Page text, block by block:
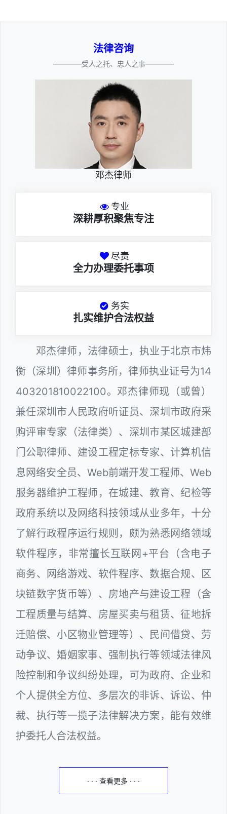
法律咨询
————受人之托、忠人之事————
邓杰律师
专业
深耕厚积聚焦专注
尽责
全力办理委托事项
务实
扎实维护合法权益
邓杰律师，法律硕士，执业于北京市炜
衡（深圳）律师事务所，律师执业证号为14
403201810022100。邓杰律师现（或曾）
兼任深圳市人民政府听证员、深圳市政府采
购评审专家（法律类）、深圳市某区城建部
门公职律师、建设工程定标专家、计算机信
息网络安全员、Web前端开发工程师、Web
服务器维护工程师，在城建、教育、纪检等
政府系统以及网络科技领域从业多年，十分
了解行政程序运行规则，颇为熟悉网络领域
软件程序，非常擅长互联网+平台（含电子
商务、网络游戏、软件程序、数据合规、区
块链数字货币等）、房地产与建设工程（含
工程质量与结算、房屋买卖与租赁、征地拆
迁赔偿、小区物业管理等）、民间借贷、劳
动争议、婚姻家事、强制执行等领域法律风
险控制和争议纠纷处理，可为政府、企业和
个人提供全方位、多层次的非诉、诉讼、仲
裁、执行等一揽子法律解决方案，能有效维
护委托人合法权益。
· · · 查看更多 · · ·